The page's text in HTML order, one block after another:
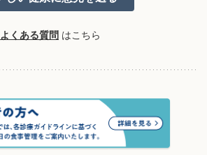
よくある質問 はこちら